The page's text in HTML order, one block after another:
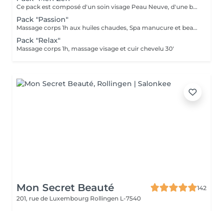
Ce pack est composé d'un soin visage Peau Neuve, d'une beauté des pieds et d'un massage "Escale à Marrakech" (1h de massage) déconnection et expérience sensorielle Pour récupérer un homme zen :-)
Pack "Passion"
Massage corps 1h aux huiles chaudes, Spa manucure et beauté des pieds + bain de paraffine
Pack "Relax"
Massage corps 1h, massage visage et cuir chevelu 30'
Mon Secret Beauté
142
201, rue de Luxembourg Rollingen L-7540